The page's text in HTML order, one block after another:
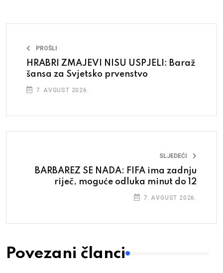
PROŠLI
HRABRI ZMAJEVI NISU USPJELI: Baraž
šansa za Svjetsko prvenstvo
7. AVGUST 2026.
SLJEDEĆI
BARBAREZ SE NADA: FIFA ima zadnju
riječ, moguće odluka minut do 12
7. AVGUST 2026.
Povezani članci